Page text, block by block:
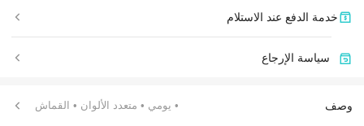
خدمة الدفع عند الاستلام
سياسة الإرجاع
وصف • يومي • متعدد الألوان • القماش